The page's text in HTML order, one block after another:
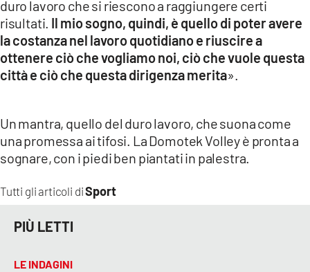
Tutti gli articoli diSport
duro lavoro che si riescono a raggiungere certi
risultati. Il mio sogno, quindi, è quello di poter avere
la costanza nel lavoro quotidiano e riuscire a
ottenere ciò che vogliamo noi, ciò che vuole questa
città e ciò che questa dirigenza merita».
Un mantra, quello del duro lavoro, che suona come
una promessa ai tifosi. La Domotek Volley è pronta a
sognare, con i piedi ben piantati in palestra.
PIÙ LETTI
LE INDAGINI